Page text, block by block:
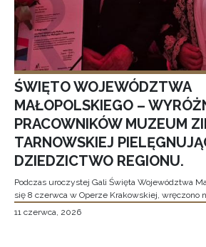
ŚWIĘTO WOJEWÓDZTWA
MAŁOPOLSKIEGO –
PRACOWNIKÓW MUZEUM
TARNOWSKIEJ
DZIEDZICTWO REGIONU.
Podczas uroczystej Gali Święta Województwa
się 8 czerwca w Operze Krakowskiej, wręczono
11 czerwca, 2026